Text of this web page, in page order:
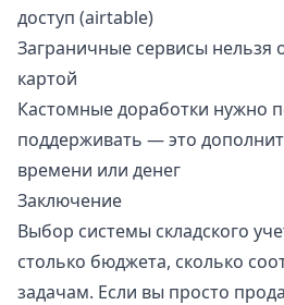
доступ (airtable)
Заграничные сервисы нельзя
картой
Кастомные доработки нужно
поддерживать — это
времени или денег
Заключение
Выбор системы складского
столько бюджета, сколько
задачам. Если вы просто